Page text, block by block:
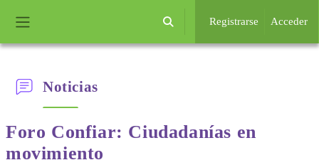
Selector de búsqueda de entrada
Registrarse Acceder
Noticias
Foro Confiar: Ciudadanías en
movimiento